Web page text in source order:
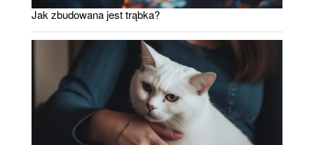
Jak zbudowana jest trąbka?